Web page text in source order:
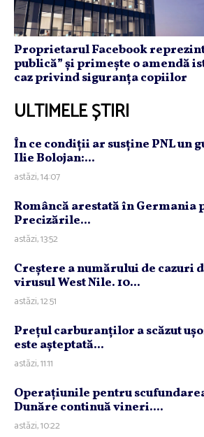
Proprietarul Facebook
publică” și primește o amendă
caz privind siguranța copiilor
ULTIMELE ȘTIRI
În ce condiţii ar susţine PNL un
Ilie Bolojan:...
astăzi, 14:07
Româncă arestată în Germania
Precizările...
astăzi, 13:52
Creştere a numărului de cazuri
virusul West Nile. 10...
astăzi, 12:51
Preţul carburanţilor a scăzut
este aşteptată...
astăzi, 11:11
Operaţiunile pentru
Dunăre continuă vineri....
astăzi, 10:22